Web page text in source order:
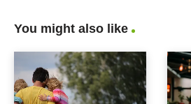
You might also like